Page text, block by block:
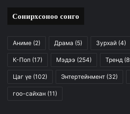
Сонирхсоноо сонго
Аниме (2) Драма (5) Зурхай (4)
К-Поп (17) Мэдээ (254) Тренд
Цаг үе (102) Энтертейнмент (32)
гоо-сайхан (11)